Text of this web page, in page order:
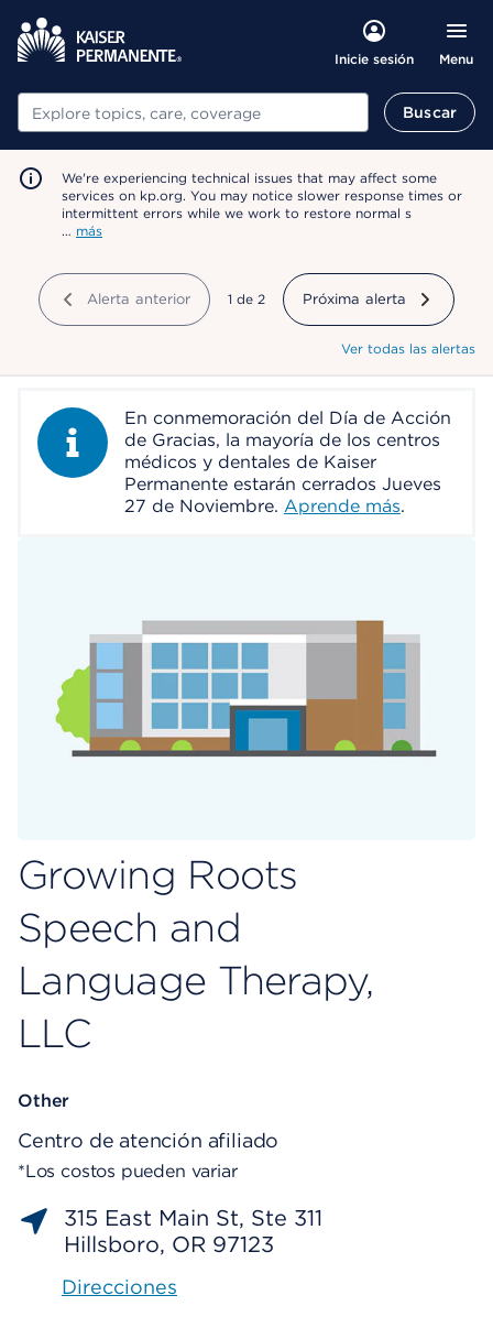
Inicie sesión Menu
Buscar Buscar
We're experiencing technical issues that may affect some
services on kp.org. You may notice slower response times or
intermittent errors while we work to restore normal s
… más
Alerta anterior mostrando
1 de 2 Próxima alerta
Ver todas las alertas
Information AlertEn conmemoración del Día de Acción
de Gracias, la mayoría de los centros
médicos y dentales de Kaiser
Permanente estarán cerrados Jueves
27 de Noviembre. Aprende más.
Growing Roots
Speech and
Language Therapy,
LLC
Other
Centro de atención afiliado
*Los costos pueden variar
315 East Main St, Ste 311
Hillsboro, OR 97123
Direcciones